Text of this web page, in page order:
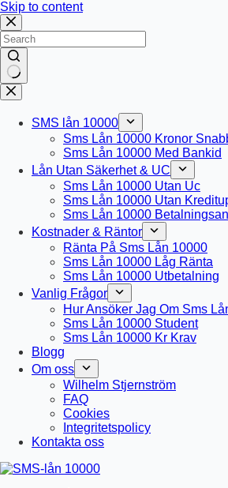
Skip to content
No
results
SMS lån 10000
Sms Lån 10000 Kronor
Sms Lån 10000 Med Bankid
Lån Utan Säkerhet & UC
Sms Lån 10000 Utan Uc
Sms Lån 10000 Utan
Sms Lån 10000
Kostnader & Räntor
Ränta På Sms Lån 10000
Sms Lån 10000 Låg Ränta
Sms Lån 10000 Utbetalning
Vanlig Frågor
Hur Ansöker Jag Om Sms
Sms Lån 10000 Student
Sms Lån 10000 Kr Krav
Blogg
Om oss
Wilhelm Stjernström
FAQ
Cookies
Integritetspolicy
Kontakta oss